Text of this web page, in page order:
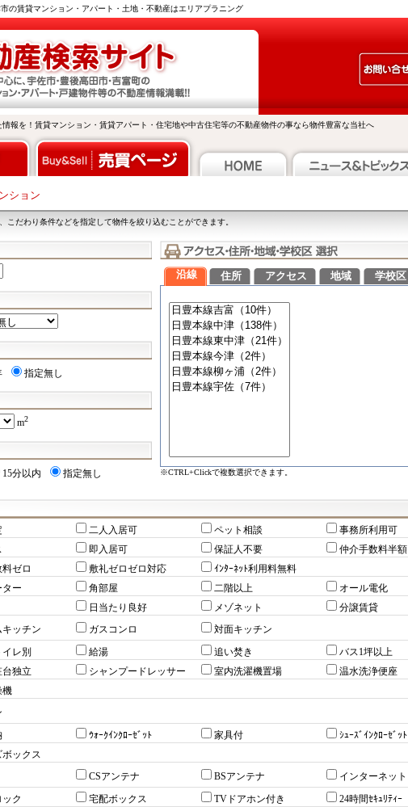
の賃貸マンション・アパート・土地・不動産はエリアプラニング
報を！賃貸マンション・賃貸アパート・住宅地や中古住宅等の不動産物件の事なら物件豊富な当社へ
ション
こだわり条件などを指定して物件を絞り込むことができます。
指定無し
m2
15分以内 指定無し
沿線 住所 アクセス 地域 学校区
※CTRL+Clickで複数選択できます。
二人入居可 ペット相談
事務所利用可
即入居可 保証人不要
仲介手数料半額
ゼロ
敷礼ゼロゼロ対応 ｲﾝﾀｰﾈｯﾄ利用料無料
ター 角部屋 二階以上
オール電化
日当たり良好 メゾネット 分譲賃貸
キッチン ガスコンロ 対面キッチン
レ別 給湯 追い焚き
バス1坪以上
台独立
シャンプードレッサー 室内洗濯機置場
温水洗浄便座
機
ｳｫｰｸｲﾝｸﾛｰｾﾞｯﾄ 家具付
ｼｭｰｽﾞｲﾝｸﾛｰｾﾞｯﾄ
ックス
CSアンテナ BSアンテナ インターネット
ック 宅配ボックス TVドアホン付き
24時間ｾｷｭﾘﾃｨｰ